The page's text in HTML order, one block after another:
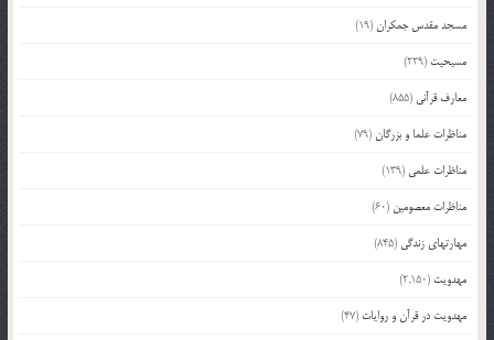
مسجد مقدس جمکران(19)
مسیحیت (229)
معارف قرآنی (855)
مناظرات علما و بزرگان(79)
مناظرات علمی (139)
مناظرات معصومین (60)
مهارتهای زندگی (845)
مهدویت (2,150)
مهدویت در قرآن و روایات (47)